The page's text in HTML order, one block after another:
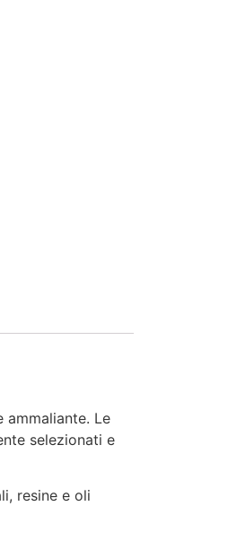
Le
selezionati e
resine e oli